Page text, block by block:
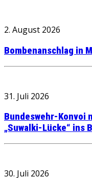
2. August 2026
Bombenanschlag in
31. Juli 2026
Bundeswehr-Konvoi
„Suwalki-Lücke“ ins
30. Juli 2026